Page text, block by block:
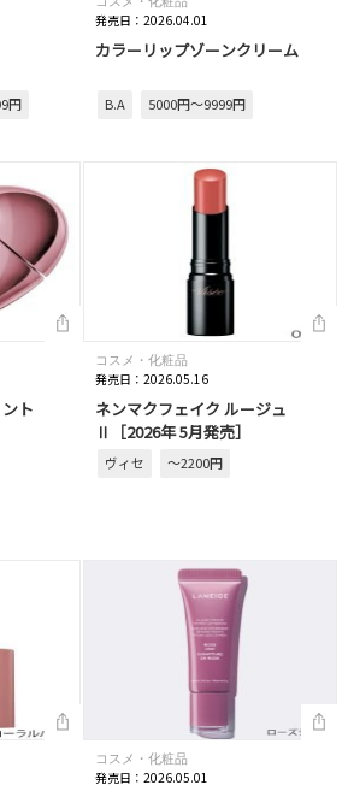
円
発売日：2026.04.01
カラーリップゾーンクリーム
B.A 5000円～9999円
ト
コスメ・化粧品
発売日：2026.05.16
ネンマクフェイク ルージュ
Ⅱ［2026年 5月発売］
ヴィセ ～2200円
コスメ・化粧品
発売日：2026.05.01